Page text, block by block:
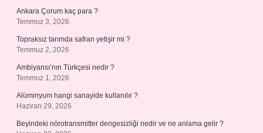
Ankara Çorum kaç para ?
Temmuz 3, 2026
Topraksız tarımda safran yetişir mi ?
Temmuz 2, 2026
Ambiyansı’nın Türkçesi nedir ?
Temmuz 1, 2026
Alüminyum hangi sanayide kullanılır ?
Haziran 29, 2026
Beyindeki nörotransmitter dengesizliği nedir ve ne anlama gelir ?